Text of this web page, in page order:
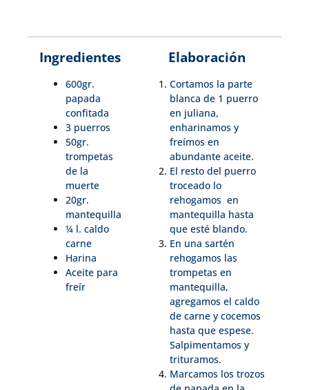
Ingredientes
600gr.
papada
confitada
3 puerros
50gr.
trompetas
de la
muerte
20gr.
mantequilla
¼ l. caldo
carne
Harina
Aceite para
freír
Elaboración
Cortamos la parte
blanca de 1 puerro
en juliana,
enharinamos y
freímos en
abundante aceite.
El resto del puerro
troceado lo
rehogamos en
mantequilla hasta
que esté blando.
En una sartén
rehogamos las
trompetas en
mantequilla,
agregamos el caldo
de carne y cocemos
hasta que espese.
Salpimentamos y
trituramos.
Marcamos los trozos